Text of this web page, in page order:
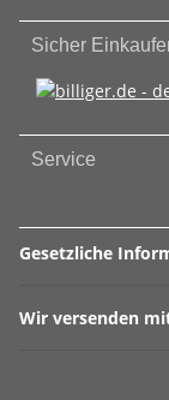
Sicher
Service
Gesetzliche
Wir versenden